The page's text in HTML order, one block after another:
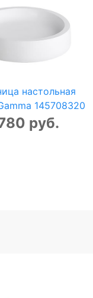
настольная
145708320
руб.